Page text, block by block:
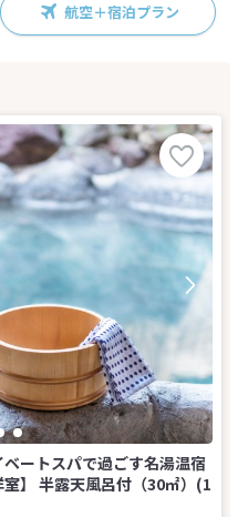
航空＋宿泊プラン
ベートスパで過ごす名湯温宿
】 半露天風呂付（30㎡）(1